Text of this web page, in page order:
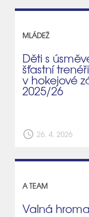
MLÁDEŽ
Děti s
šťastní
v hokejové
2025/26
schedule 26. 4. 2026
A TEAM
Valná